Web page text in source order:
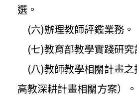
選。
(六)辦理教師評鑑業務。
(七)教育部教學實踐研究
(八)教師教學相關計畫之
高教深耕計畫相關方案）
。